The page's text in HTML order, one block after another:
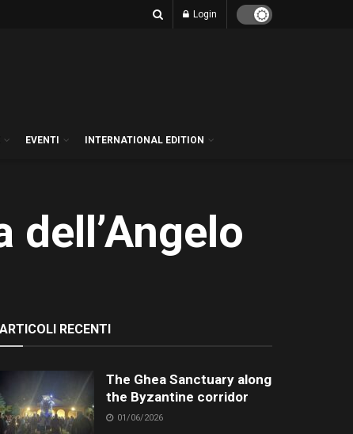
Login
EVENTI INTERNATIONAL EDITION
dell’Angelo
ARTICOLI RECENTI
The Ghea Sanctuary along
the Byzantine corridor
01/06/2026